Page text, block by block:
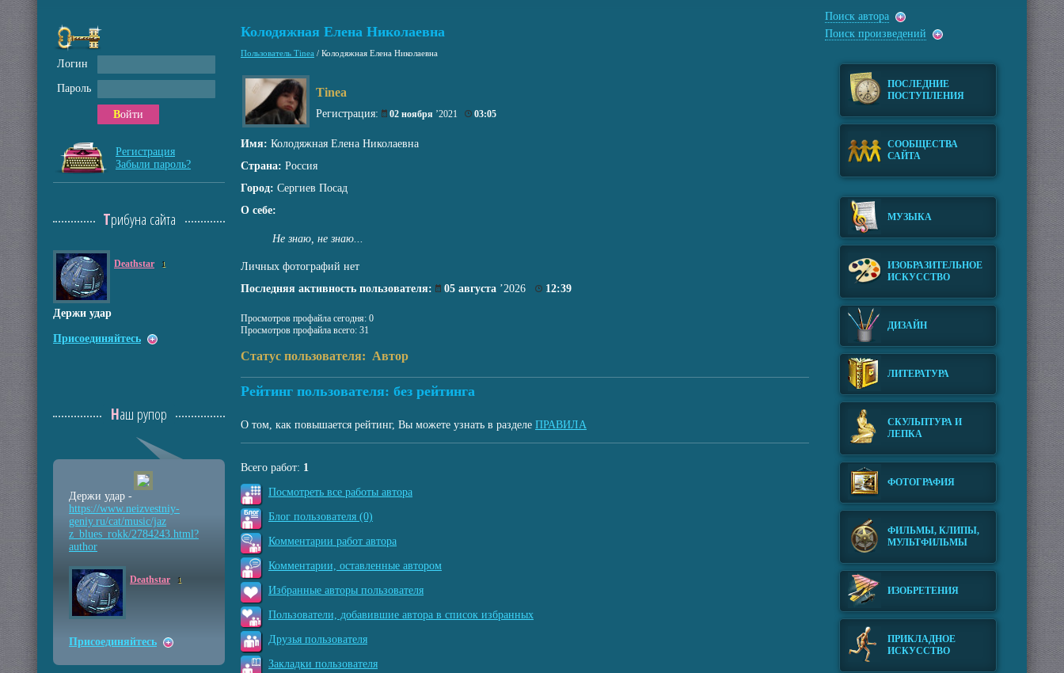
Колодяжная Елена Николаевна
Пользователь Tinea / Колодяжная Елена Николаевна
Tinea
Регистрация: 02 ноября ’2021 03:05
Имя: Колодяжная Елена Николаевна
Страна: Россия
Город: Сергиев Посад
О себе:
Не знаю, не знаю...
Личных фотографий нет
Последняя активность пользователя:
05 августа ’2026 12:39
Просмотров профайла сегодня: 0
Просмотров профайла всего: 31
Статус пользователя: Автор
Рейтинг пользователя: без рейтинга
О том, как повышается рейтинг, Вы можете узнать в разделе ПРАВИЛА
Всего работ: 1
Посмотреть все работы автора
Блог пользователя (0)
Комментарии работ автора
Комментарии, оставленные автором
Избранные авторы пользователя
Пользователи, добавившие автора в список избранных
Друзья пользователя
Закладки пользователя
Логин
Пароль
Войти
Регистрация
Забыли пароль?
Трибуна сайта
Deathstar 1
Держи удар
Присоединяйтесь
Наш рупор
Держи удар -
https://www.neizvestniy-
geniy.ru/cat/music/jaz
z_blues_rokk/2784243.html?
author
Deathstar 1
Присоединяйтесь
Поиск автора
Поиск произведений
ПОСЛЕДНИЕ
ПОСТУПЛЕНИЯ
СООБЩЕСТВА
САЙТА
МУЗЫКА
ИЗОБРАЗИТЕЛЬНОЕ
ИСКУССТВО
ДИЗАЙН
ЛИТЕРАТУРА
СКУЛЬПТУРА И
ЛЕПКА
ФОТОГРАФИЯ
ФИЛЬМЫ, КЛИПЫ,
МУЛЬТФИЛЬМЫ
ИЗОБРЕТЕНИЯ
ПРИКЛАДНОЕ
ИСКУССТВО